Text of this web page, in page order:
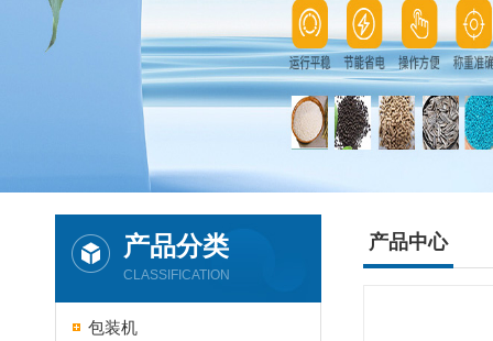
产品分类
CLASSIFICATION
包装机
产品中心